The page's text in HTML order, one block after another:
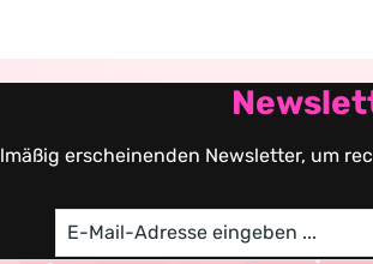
erscheinenden Newsletter, um